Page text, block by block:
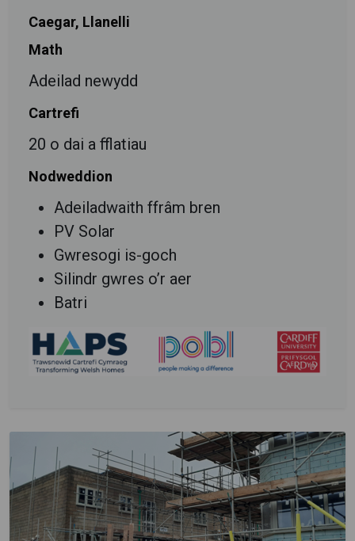
Caegar, Llanelli
Math
Adeilad newydd
Cartrefi
20 o dai a fflatiau
Nodweddion
Adeiladwaith ffrâm bren
PV Solar
Gwresogi is-goch
Silindr gwres o’r aer
Batri